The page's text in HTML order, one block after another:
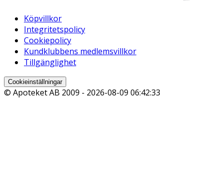
Köpvillkor
Integritetspolicy
Cookiepolicy
Kundklubbens medlemsvillkor
Tillgänglighet
Cookieinställningar
© Apoteket AB 2009 - 2026-08-09 06:42:33